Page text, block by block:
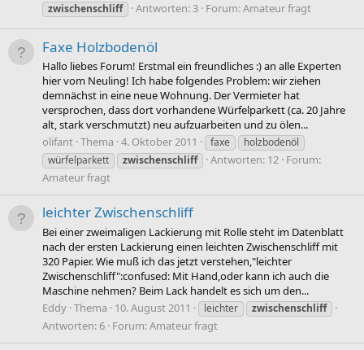
zwischenschliff
Antworten: 3 Forum:Amateur fragt
Faxe Holzbodenöl
Hallo liebes Forum! Erstmal ein freundliches :) an alle Experten
hier vom Neuling! Ich habe folgendes Problem: wir ziehen
demnächst in eine neue Wohnung. Der Vermieter hat
versprochen, dass dort vorhandene Würfelparkett (ca. 20 Jahre
alt, stark verschmutzt) neu aufzuarbeiten und zu ölen...
olifant Thema 4. Oktober 2011 faxe
holzbodenöl
würfelparkett
zwischenschliff Antworten: 12 Forum:
Amateur fragt
leichter Zwischenschliff
Bei einer zweimaligen Lackierung mit Rolle steht im Datenblatt
nach der ersten Lackierung einen leichten Zwischenschliff mit
320 Papier. Wie muß ich das jetzt verstehen,"leichter
Zwischenschliff":confused: Mit Hand,oder kann ich auch die
Maschine nehmen? Beim Lack handelt es sich um den...
Eddy Thema 10. August 2011 leichter zwischenschliff
Antworten: 6 Forum:Amateur fragt